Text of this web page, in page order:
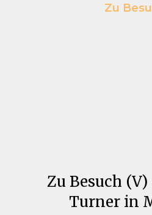
Zu
Zu Besuch
Turner in